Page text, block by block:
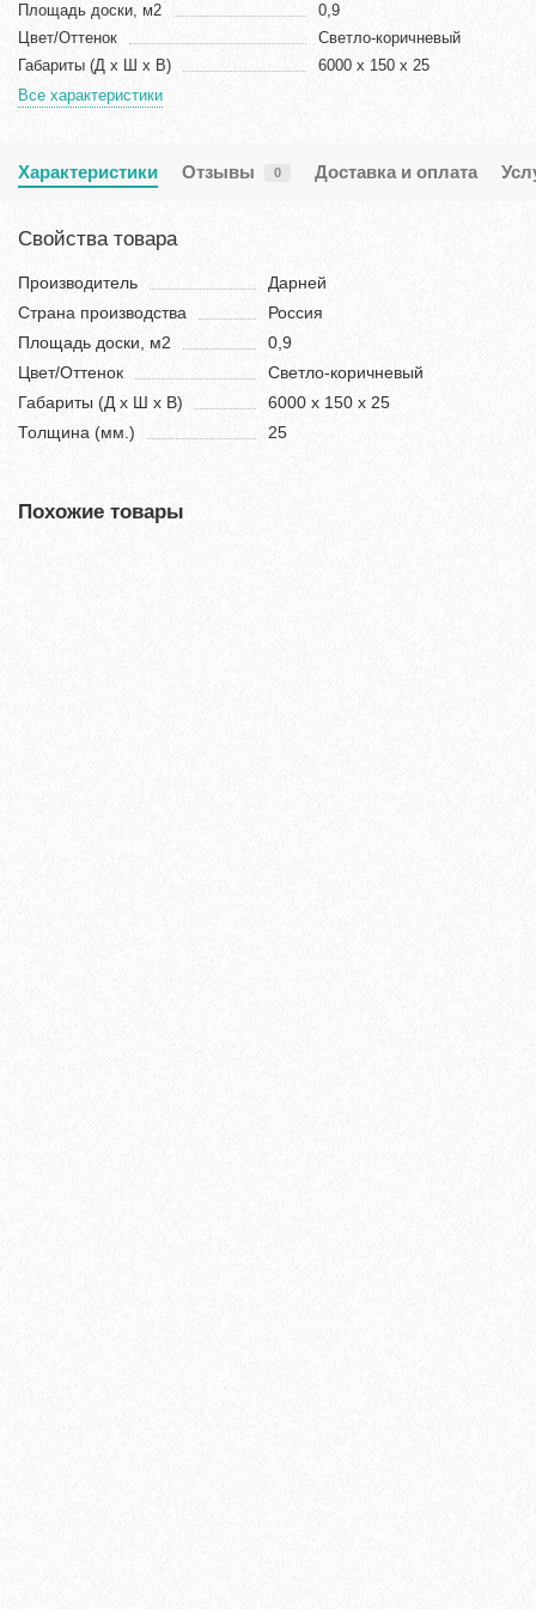
Площадь доски, м2
0,9
Цвет/Оттенок
Светло-коричневый
Габариты (Д х Ш х В)
6000 x 150 x 25
Все характеристики
Характеристики Отзывы 0 Доставка и оплата
Свойства товара
Производитель
Дарней
Страна производства
Россия
Площадь доски, м2
0,9
Цвет/Оттенок
Светло-коричневый
Габариты (Д х Ш х В)
6000 x 150 x 25
Толщина (мм.)
25
Похожие товары